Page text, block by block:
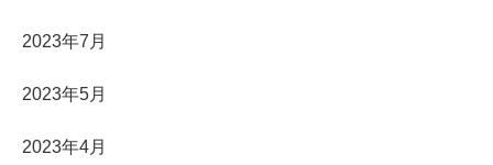
2023年7月
2023年5月
2023年4月